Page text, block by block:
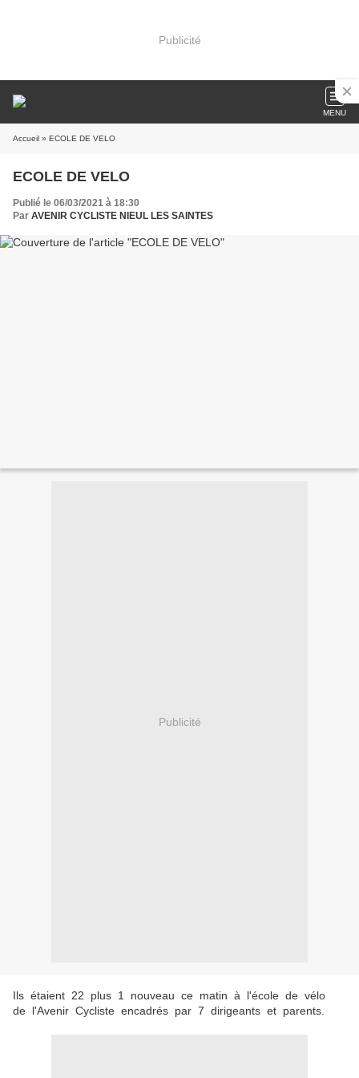
Publicité
MENU
Accueil » ECOLE DE VELO
ECOLE DE VELO
Publié le 06/03/2021 à 18:30
Par AVENIR CYCLISTE NIEUL LES SAINTES
Publicité
Ils étaient 22 plus 1 nouveau ce matin à l'école de vélo
de l'Avenir Cycliste encadrés par 7 dirigeants et parents.